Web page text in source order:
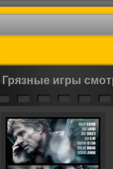
Грязные игры